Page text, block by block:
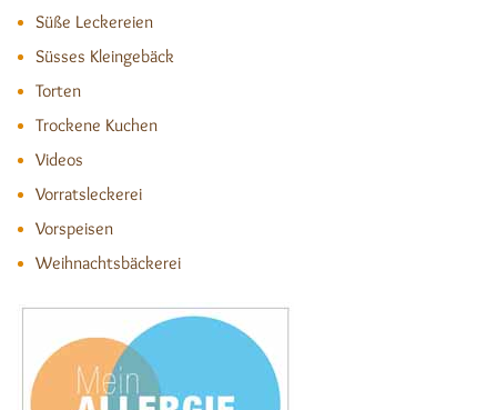
Süße Leckereien
Süsses Kleingebäck
Torten
Trockene Kuchen
Videos
Vorratsleckerei
Vorspeisen
Weihnachtsbäckerei